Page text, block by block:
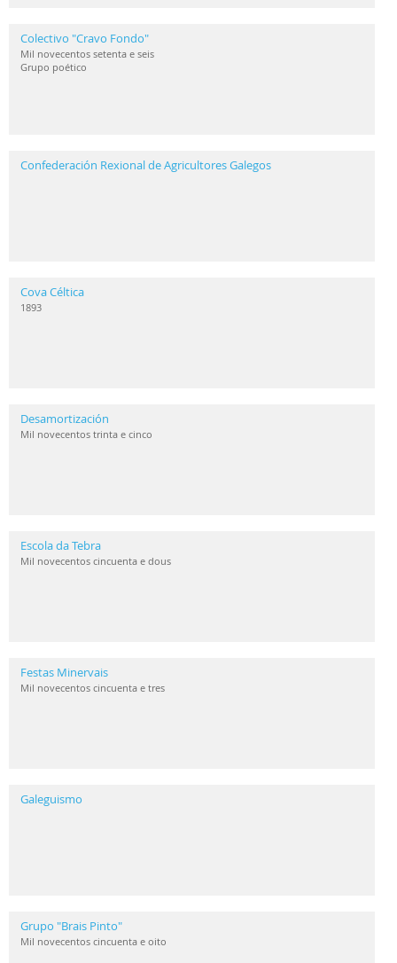
Colectivo "Cravo Fondo"
Mil novecentos setenta e seis
Grupo poético
Confederación Rexional de Agricultores Galegos
Cova Céltica
1893
Desamortización
Mil novecentos trinta e cinco
Escola da Tebra
Mil novecentos cincuenta e dous
Festas Minervais
Mil novecentos cincuenta e tres
Galeguismo
Grupo "Brais Pinto"
Mil novecentos cincuenta e oito